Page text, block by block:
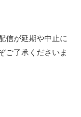
信が延期や中止に
ご了承くださいま